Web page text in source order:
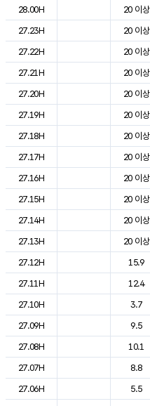
28.00H
20 이상
27.23H
20 이상
27.22H
20 이상
27.21H
20 이상
27.20H
20 이상
27.19H
20 이상
27.18H
20 이상
27.17H
20 이상
27.16H
20 이상
27.15H
20 이상
27.14H
20 이상
27.13H
20 이상
27.12H
15.9
27.11H
12.4
27.10H
3.7
27.09H
9.5
27.08H
10.1
27.07H
8.8
27.06H
5.5